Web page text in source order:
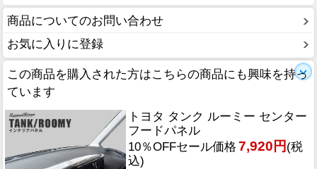
商品についてのお問い合わせ
お気に入りに登録
この商品を購入された方はこちらの商品にも興味を持っ
ています
トヨタ タンク ルーミー センター
フードパネル
10％OFFセール価格 7,920円 (税
込)